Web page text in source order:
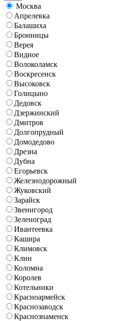
Москва
Апрелевка
Балашиха
Бронницы
Верея
Видное
Волоколамск
Воскресенск
Высоковск
Голицыно
Дедовск
Дзержинский
Дмитров
Долгопрудный
Домодедово
Дрезна
Дубна
Егорьевск
Железнодорожный
Жуковский
Зарайск
Звенигород
Зеленоград
Ивантеевка
Кашира
Климовск
Клин
Коломна
Королев
Котельники
Красноармейск
Краснозаводск
Краснознаменск